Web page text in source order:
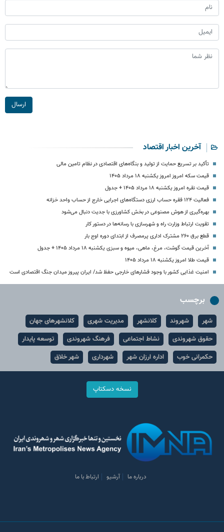
ارسال
آخرین اخبار اقتصاد
تأکید بر تسریع حمایت از تولید و بنگاه‌های اقتصادی در نظام تامین مالی
قیمت سکه امروز امروز یکشنبه ۱۸ مرداد ۱۴۰۵
قیمت نقره امروز یکشنبه ۱۸ مرداد ۱۴۰۵ + جدول
فعالیت ۱۲۴ فقره حساب ارزی دستگاه‌های اجرایی خارج از حساب واحد خزانه
بهره‌گیری از هوش مصنوعی در بخش کشاورزی با جدیت دنبال می‌شود
تقویت ارتباط وزارت راه و شهرسازی با رسانه‌ها در دستور کار
قطع برق ۲۶۰ مشترک اداری پرمصرف از ابتدای دوره اوج بار
آخرین قیمت گوشت، مرغ، ماهی، میوه و سبزی یکشنبه ۱۸ مرداد ۱۴۰۵ + جدول
قیمت طلا امروز یکشنبه ۱۸ مرداد ۱۴۰۵
امنیت غذایی کشور با وجود فشارهای خارجی حفظ شد/ ایران پیروز میدان جنگ اقتصادی است
برچسب
شهر شهروند کلانشهر مدیریت شهری
کلانشهرهای جهان
حقوق شهروندی
نشاط اجتماعی فرهنگ شهروندی
توسعه پایدار
حکمرانی خوب
اداره ارزان شهر شهرداری شهر خلاق
نسخه دسکتاپ
درباره ما آرشیو ارتباط با ما